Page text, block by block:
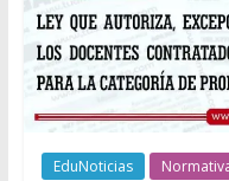
EduNoticias